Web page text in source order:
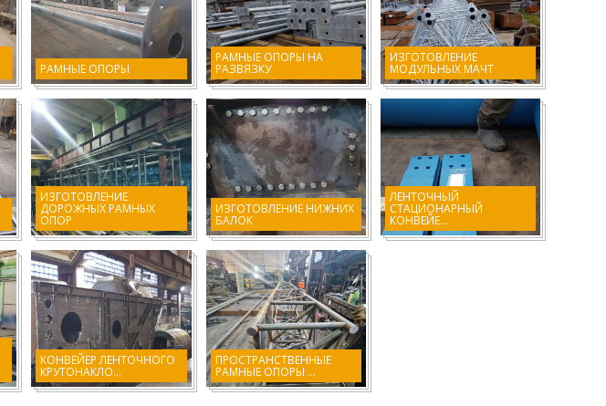
РАМНЫЕ ОПОРЫ
РАМНЫЕ ОПОРЫ НА
РАЗВЯЗКУ
ИЗГОТОВЛЕНИЕ
МОДУЛЬНЫХ МАЧТ
ИЗГОТОВЛЕНИЕ
ДОРОЖНЫХ РАМНЫХ
ОПОР
ИЗГОТОВЛЕНИЕ НИЖНИХ
БАЛОК
ЛЕНТОЧНЫЙ
СТАЦИОНАРНЫЙ
КОНВЕЙЕ...
КОНВЕЙЕР ЛЕНТОЧНОГО
КРУТОНАКЛО...
ПРОСТРАНСТВЕННЫЕ
РАМНЫЕ ОПОРЫ ...